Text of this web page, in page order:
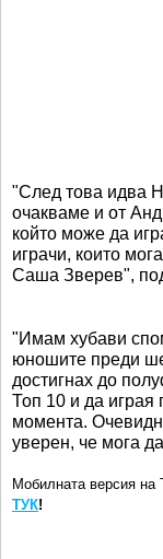
"След това идва
очакваме и от
който може да
играчи, които
Саша Зверев",
"Имам хубави
юношите преди
достигнах до
Топ 10 и да играя
момента.
уверен, че мога
Мобилната версия на
ТУК!